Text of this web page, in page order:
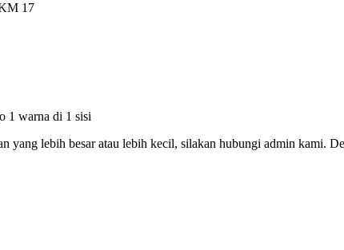
17
1 warna di 1 sisi
yang lebih besar atau lebih kecil, silakan hubungi admin kami.